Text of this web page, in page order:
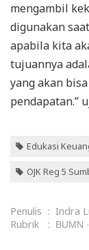
mengambil
digunakan
apabila kita
tujuannya
yang akan
pendapatan.”
Edukasi
OJK Reg 5
Penulis : Indra
Rubrik
: BUMN